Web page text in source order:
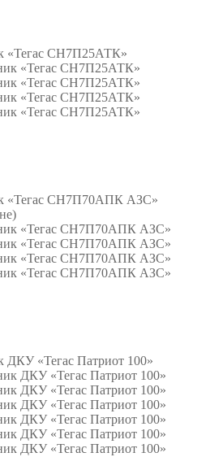
«Тегас СН7П25АТК»
«Тегас СН7П70АПК АЗС»
ДКУ «Тегас Патриот 100»